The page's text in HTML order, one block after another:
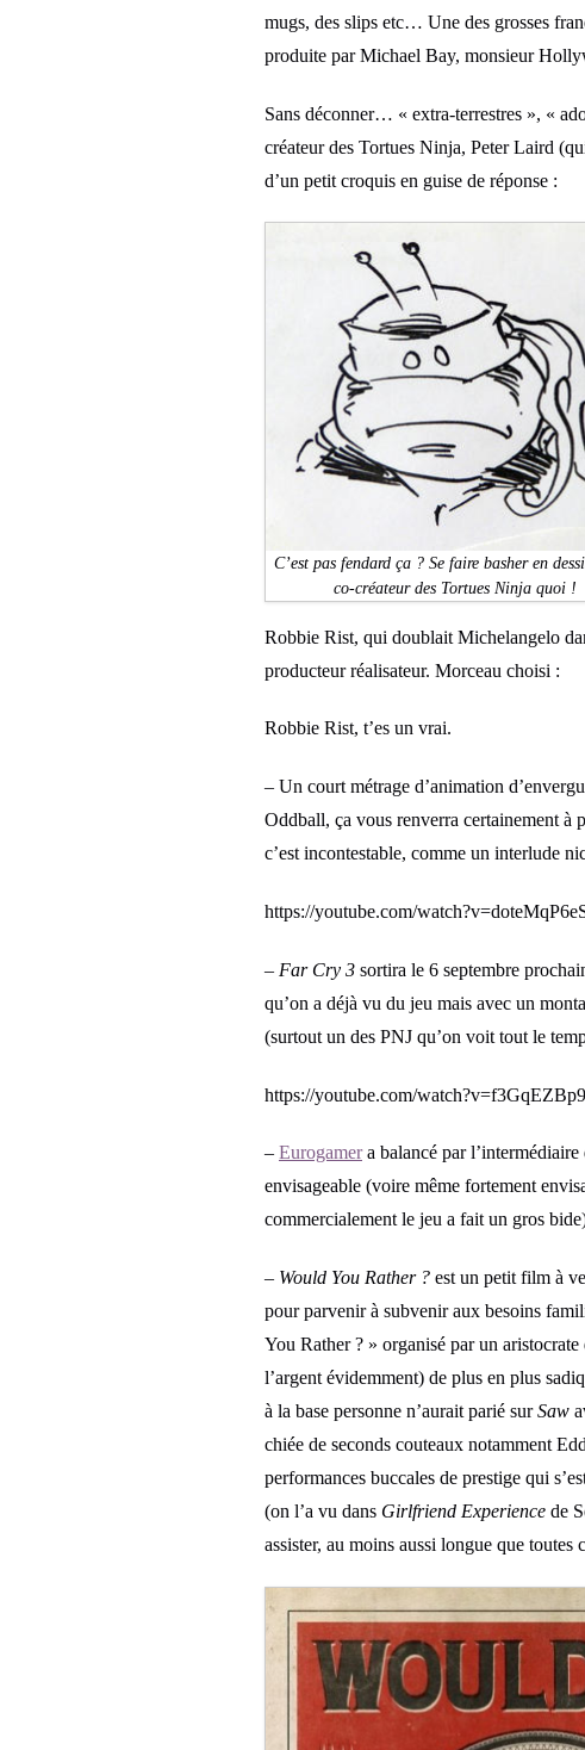
mugs, des slips etc… Une des grosses
produite par Michael Bay, monsieur
Sans déconner… « extra-terrestres », «
créateur des Tortues Ninja, Peter Laird
d’un petit croquis en guise de réponse :
C’est pas fendard ça ? Se faire basher en
co-créateur des Tortues Ninja quoi !
Robbie Rist, qui doublait Michelangelo
producteur réalisateur. Morceau choisi :
Robbie Rist, t’es un vrai.
– Un court métrage d’animation
Oddball, ça vous renverra certainement à
c’est incontestable, comme un interlude
https://youtube.com/
– Far Cry 3 sortira le 6 septembre
qu’on a déjà vu du jeu mais avec un
(surtout un des PNJ qu’on voit tout le
https://youtube.com/
– Eurogamera balancé par
envisageable (voire même fortement
commercialement le jeu a fait un gros
– Would You Rather ? est un petit film à
pour parvenir à subvenir aux besoins
You Rather ? » organisé par un
l’argent évidemment) de plus en plus
à la base personne n’aurait parié surSaw
chiée de seconds couteaux notamment
performances buccales de prestige qui
(on l’a vu dans Girlfriend Experience de
assister, au moins aussi longue que toutes